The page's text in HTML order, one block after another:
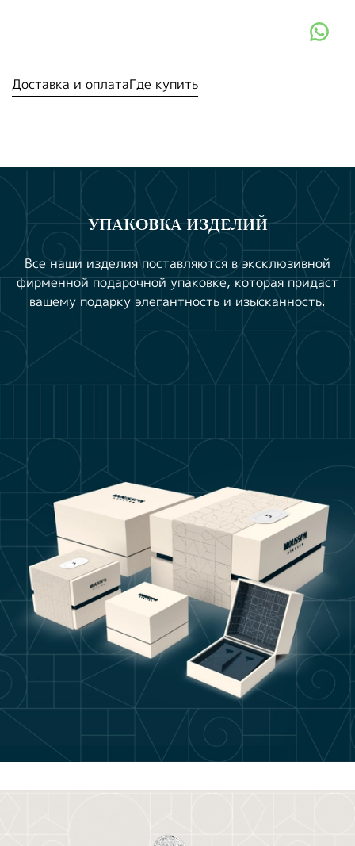
Доставка и оплатаГде купить
УПАКОВКА ИЗДЕЛИЙ
Все наши изделия поставляются в эксклюзивной
фирменной подарочной упаковке, которая придаст
вашему подарку элегантность и изысканность.